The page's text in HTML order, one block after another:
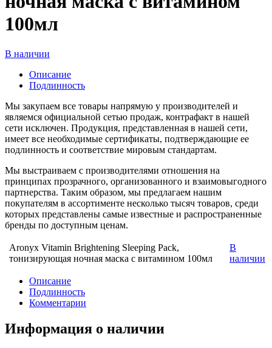
100мл
В наличии
Описание
Подлинность
Мы закупаем все товары напрямую у производителей и
являемся официальной сетью продаж, контрафакт в нашей
сети исключен. Продукция, представленная в нашей сети,
имеет все необходимые сертификаты, подтверждающие ее
подлинность и соответствие мировым стандартам.
Мы выстраиваем с производителями отношения на
принципах прозрачного, организованного и взаимовыгодного
партнерства. Таким образом, мы предлагаем нашим
покупателям в ассортименте несколько тысяч товаров, среди
которых представлены самые известные и распространенные
бренды по доступным ценам.
Aronyx Vitamin Brightening Sleeping Pack,
тонизирующая ночная маска с витамином 100мл
В
наличии
Описание
Подлинность
Комментарии
Информация о наличии